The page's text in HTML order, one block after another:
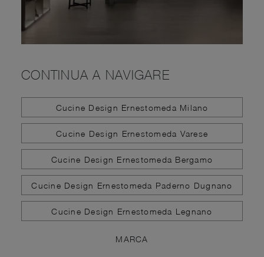
CONTINUA A NAVIGARE
Cucine Design Ernestomeda Milano
Cucine Design Ernestomeda Varese
Cucine Design Ernestomeda Bergamo
Cucine Design Ernestomeda Paderno Dugnano
Cucine Design Ernestomeda Legnano
MARCA